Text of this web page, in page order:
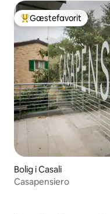
Bedste gæstefavorit
Gæstefavorit
Bolig i Casali
Casapensiero